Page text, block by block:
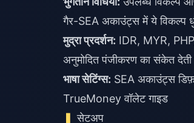
गैर-SEA अकाउंट्स में ये विकल्प
मुद्रा प्रदर्शन: IDR, MYR,
अनुमोदित पंजीकरण का संकेत देती
भाषा सेटिंग्स: SEA अकाउंट्स
TrueMoney वॉलेट गाइड
सेटअप